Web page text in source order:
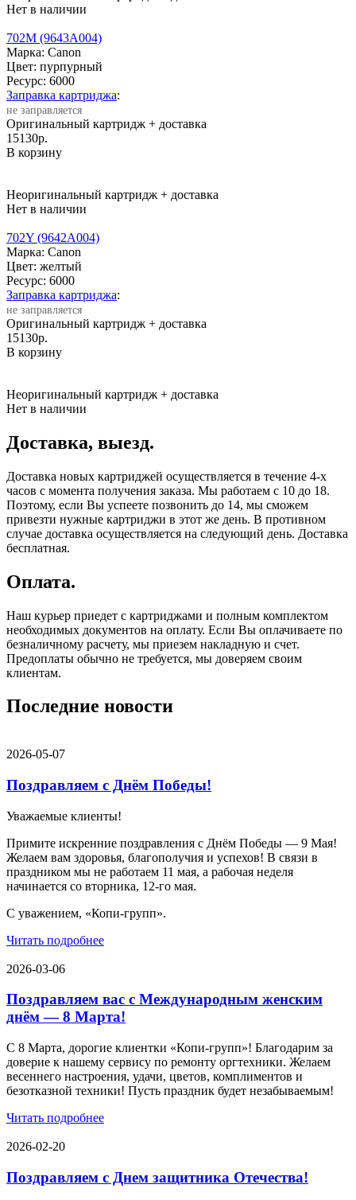
Нет в наличии
702M (9643A004)
Марка: Canon
Цвет: пурпурный
Ресурс: 6000
Заправка картриджа:
не заправляется
Оригинальный картридж + доставка
15130р.
В корзину
Неоригинальный картридж + доставка
Нет в наличии
702Y (9642A004)
Марка: Canon
Цвет: желтый
Ресурс: 6000
Заправка картриджа:
не заправляется
Оригинальный картридж + доставка
15130р.
В корзину
Неоригинальный картридж + доставка
Нет в наличии
Доставка, выезд.
Доставка новых картриджей осуществляется в течение 4-х
часов с момента получения заказа. Мы работаем с 10 до 18.
Поэтому, если Вы успеете позвонить до 14, мы сможем
привезти нужные картриджи в этот же день. В противном
случае доставка осуществляется на следующий день. Доставка
бесплатная.
Оплата.
Наш курьер приедет с картриджами и полным комплектом
необходимых документов на оплату. Если Вы оплачиваете по
безналичному расчету, мы приезем накладную и счет.
Предоплаты обычно не требуется, мы доверяем своим
клиентам.
Последние новости
2026-05-07
Поздравляем с Днём Победы!
Уважаемые клиенты!
Примите искренние поздравления с Днём Победы — 9 Мая!
Желаем вам здоровья, благополучия и успехов! В связи в
праздником мы не работаем 11 мая, а рабочая неделя
начинается со вторника, 12-го мая.
С уважением, «Копи-групп».
Читать подробнее
2026-03-06
Поздравляем вас с Международным женским
днём — 8 Марта!
С 8 Марта, дорогие клиентки «Копи‑групп»! Благодарим за
доверие к нашему сервису по ремонту оргтехники. Желаем
весеннего настроения, удачи, цветов, комплиментов и
безотказной техники! Пусть праздник будет незабываемым!
Читать подробнее
2026-02-20
Поздравляем с Днем защитника Отечества!